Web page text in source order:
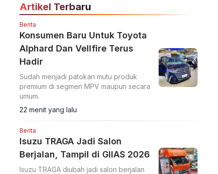
Artikel Terbaru
Berita
Konsumen Baru Untuk Toyota
Alphard Dan Vellfire Terus
Hadir
Sudah menjadi patokan mutu produk
premium di segmen MPV maupun secara
umum.
22 menit yang lalu
Berita
Isuzu TRAGA Jadi Salon
Berjalan, Tampil di GIIAS 2026
Isuzu TRAGA diubah jadi salon berjalan